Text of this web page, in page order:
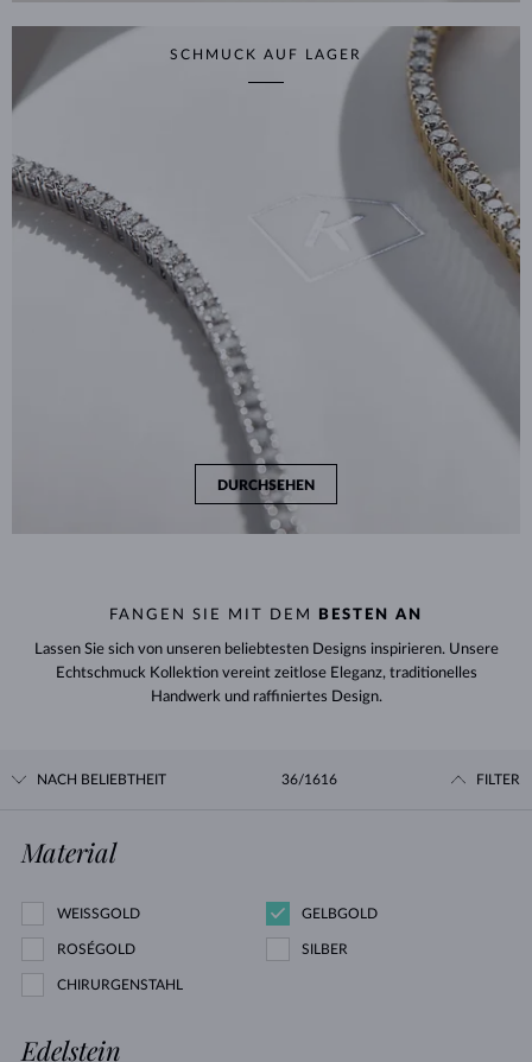
SCHMUCK AUF LAGER
DURCHSEHEN
FANGEN SIE MIT DEM BESTEN AN
Lassen Sie sich von unseren beliebtesten Designs inspirieren. Unsere
Echtschmuck Kollektion vereint zeitlose Eleganz, traditionelles
Handwerk und raffiniertes Design.
NACH BELIEBTHEIT 36/1616 FILTER
Material
WEISSGOLD GELBGOLD
ROSÉGOLD SILBER
CHIRURGENSTAHL
Edelstein